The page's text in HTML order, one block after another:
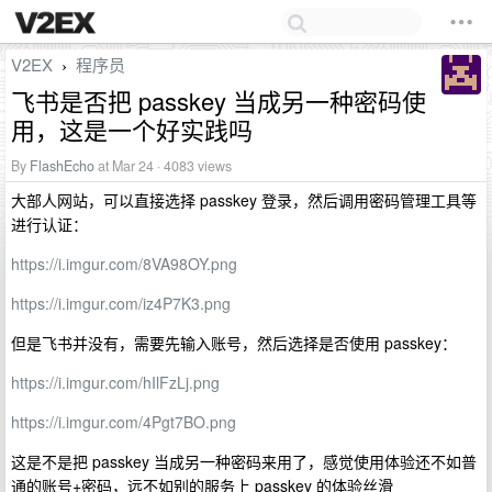
V2EX › 程序员
飞书是否把 passkey 当成另一种密码使
用，这是一个好实践吗
By FlashEchoat Mar 24 · 4083 views
大部人网站，可以直接选择 passkey 登录，然后调用密码管理工具等
进行认证：
https://i.imgur.com/8VA98OY.png
https://i.imgur.com/iz4P7K3.png
但是飞书并没有，需要先输入账号，然后选择是否使用 passkey：
https://i.imgur.com/hIlFzLj.png
https://i.imgur.com/4Pgt7BO.png
这是不是把 passkey 当成另一种密码来用了，感觉使用体验还不如普
通的账号+密码，远不如别的服务上 passkey 的体验丝滑